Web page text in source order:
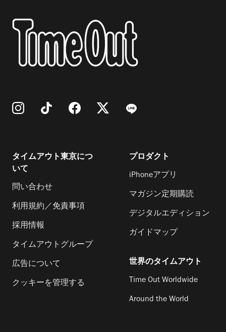
タイムアウト東京につ
いて
問い合わせ
利用規約／免責事項
採用情報
タイムアウトグループ
広告について
クッキーを管理する
プロダクト
iPhoneアプリ
マガジン定期購読
デジタルエディション
ガイドマップ
世界のタイムアウト
Time Out Worldwide
Around the World